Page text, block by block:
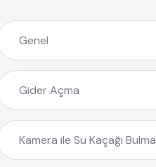
Genel
Gider Açma
Kamera ile Su Kaçağı Bulma